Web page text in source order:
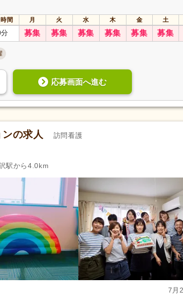
間 月 火 水 木 金
土
募集 募集 募集 募集 募集 募集
応募画面へ進む
の求人 訪問看護
駅から4.0km
7月